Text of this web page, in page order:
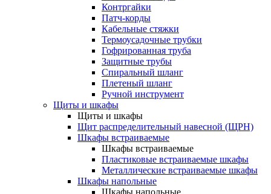
Контргайки
Патч-корды
Кабельные стяжки
Термоусадочные трубки
Гофрированная труба
Защитные трубы
Спиральный шланг
Плетеный шланг
Ручной инструмент
Щиты и шкафы
Щиты и шкафы
Щит распределительный навесной (ЩРН)
Шкафы встраиваемые
Шкафы встраиваемые
Пластиковые встраиваемые шкафы
Металлические встраиваемые шкафы
Шкафы напольные
Шкафы напольные